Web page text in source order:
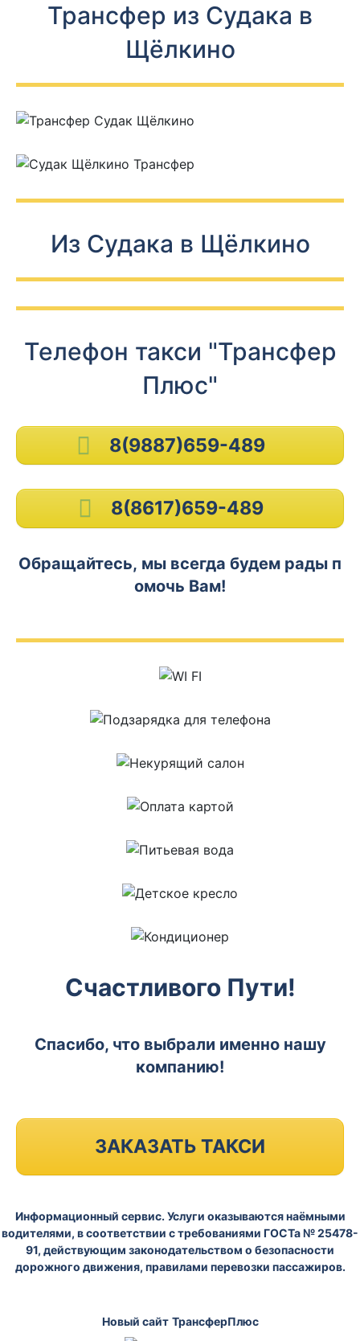
Трансфер из Судака в
Щёлкино
Из Судака в Щёлкино
Телефон такси "Трансфер
Плюс"
8(9887)659-489
8(8617)659-489
Обращайтесь, мы всегда будем рады п
омочь Вам!
Счастливого Пути!
Спасибо, что выбрали именно нашу
компанию!
ЗАКАЗАТЬ ТАКСИ
Информационный сервис. Услуги оказываются наёмными
водителями, в соответствии с требованиями ГОСТа № 25478-
91, действующим законодательством о безопасности
дорожного движения, правилами перевозки пассажиров.
Новый сайт ТрансферПлюс